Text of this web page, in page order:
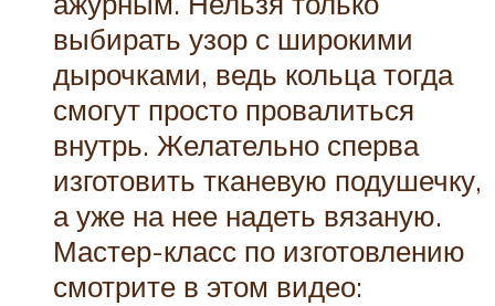
выбирать узор с широкими
дырочками, ведь кольца тогда
смогут просто провалиться
внутрь. Желательно сперва
изготовить тканевую подушечку,
а уже на нее надеть вязаную.
Мастер-класс по изготовлению
смотрите в этом видео: